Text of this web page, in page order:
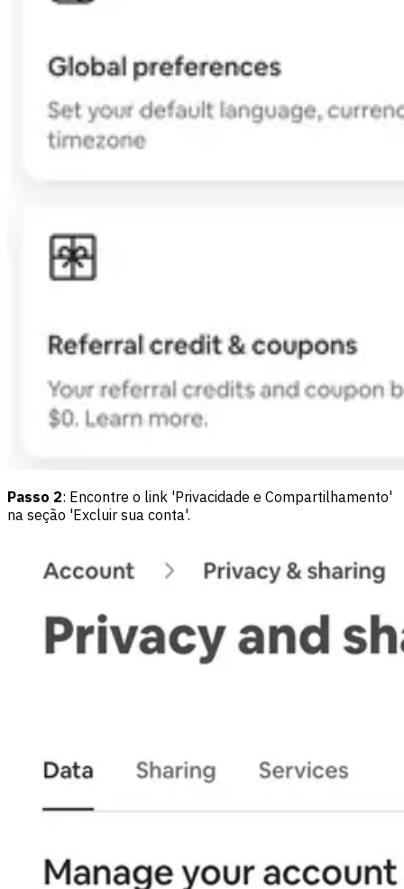
Passo 2: Encontre o link 'Privacidade e Compartilhamento'
na seção 'Excluir sua conta'.